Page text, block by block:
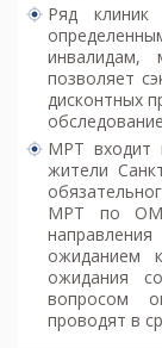
Ряд
инвалидам,
позволяет
дисконтных
МРТ входит
жители
МРТ по ОМС
ожиданием
ожидания
вопросом
проводят в